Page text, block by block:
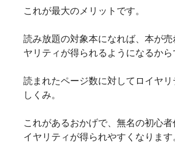
これが最大のメリットです。
読み放題の対象本になれば、本が売
ヤリティが得られるようになるから
読まれたページ数に対してロイヤリ
しくみ。
これがあるおかげで、無名の初心者
イヤリティが得られやすくなります